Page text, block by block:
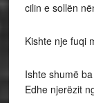
cilin e sollën
Kishte nje fuqi
Ishte shumë
Edhe njerëzit